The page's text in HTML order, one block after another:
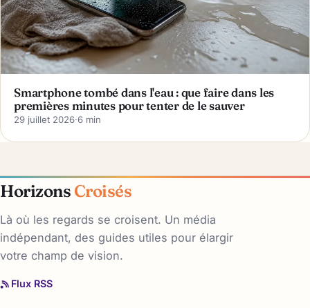
Smartphone tombé dans l'eau : que faire dans les
premières minutes pour tenter de le sauver
29 juillet 2026·6 min
Horizons Croisés
Là où les regards se croisent. Un média
indépendant, des guides utiles pour élargir
votre champ de vision.
Flux RSS